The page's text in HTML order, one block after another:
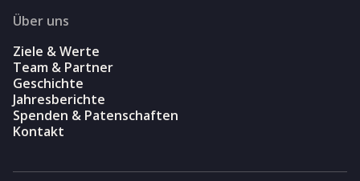
Über uns
Ziele & Werte
Team & Partner
Geschichte
Jahresberichte
Spenden & Patenschaften
Kontakt